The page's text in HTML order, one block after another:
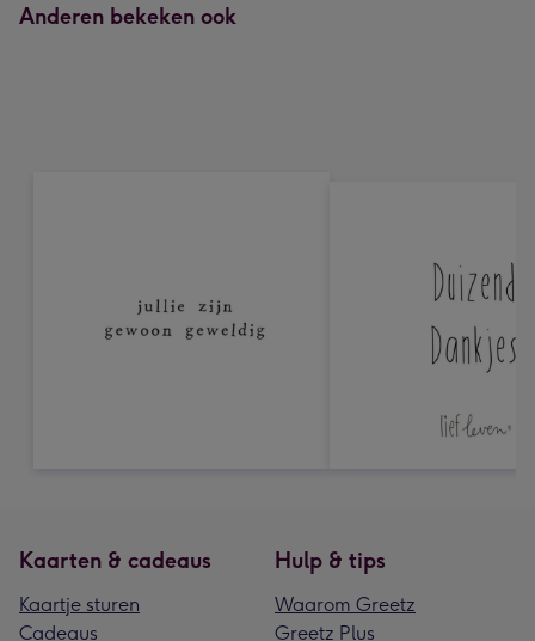
Anderen bekeken ook
Kaarten & cadeaus
Kaartje sturen
Cadeaus
Hulp & tips
Waarom Greetz
Greetz Plus